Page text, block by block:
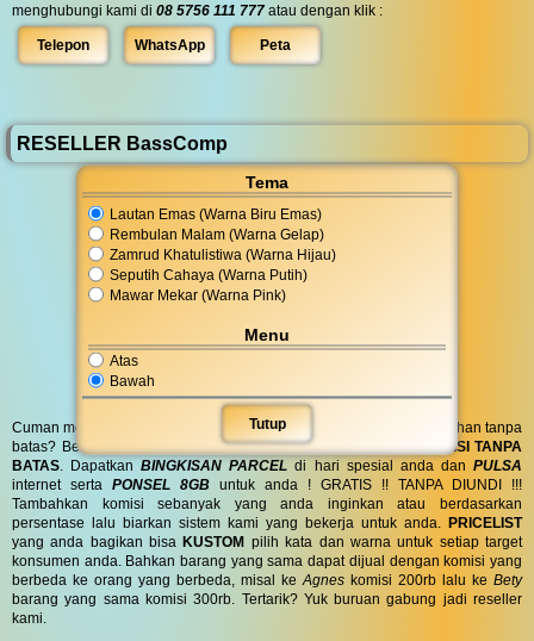
Tema
Lautan Emas (Warna Biru Emas)
Rembulan Malam (Warna Gelap)
Zamrud Khatulistiwa (Warna Hijau)
Seputih Cahaya (Warna Putih)
Mawar Mekar (Warna Pink)
Menu
Atas
Bawah
Tutup
menghubungi kami di 08 5756 111 777 atau dengan klik :
Telepon WhatsApp Peta
RESELLER BassComp
Cuman modal posting di media sosial bisa dapat penghasilan tambahan tanpa
batas? Bergabung menjadi
RESELLERkami serta dapatkan
KOMISI TANPA
BATAS . DapatkanBINGKISAN PARCEL di hari spesial anda danPULSA
internet serta PONSEL 8GB untuk anda ! GRATIS !! TANPA DIUNDI !!!
Tambahkan komisi sebanyak yang anda inginkan atau berdasarkan
persentase lalu biarkan sistem kami yang bekerja untuk anda. PRICELIST
yang anda bagikan bisaKUSTOM pilih kata dan warna untuk setiap target
konsumen anda. Bahkan barang yang sama dapat dijual dengan komisi yang
berbeda ke orang yang berbeda, misal ke Agnes komisi 200rb lalu ke Bety
barang yang sama komisi 300rb. Tertarik? Yuk buruan gabung jadi reseller
kami.